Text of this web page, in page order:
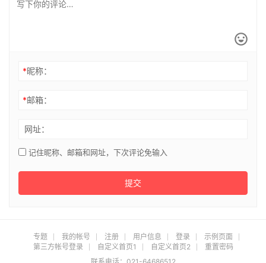
*昵称：
*邮箱：
网址：
记住昵称、邮箱和网址，下次评论免输入
提交
专题 我的帐号 注册 用户信息 登录
示例页面
第三方帐号登录
自定义首页1 自定义首页2
重置密码